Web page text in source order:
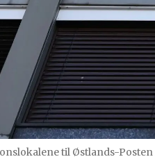
til Østlands-